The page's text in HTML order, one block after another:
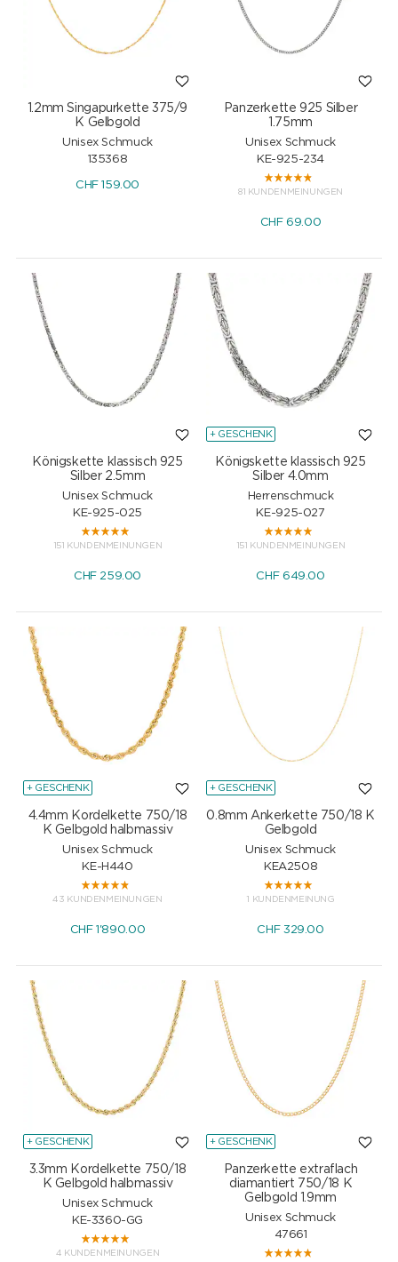
1.2mm Singapurkette 375/9
K Gelbgold
Unisex Schmuck
135368
CHF159.00
Panzerkette 925 Silber
1.75mm
Unisex Schmuck
KE-925-234
81 KUNDENMEINUNGEN
CHF69.00
Königskette klassisch 925
Silber 2.5mm
Unisex Schmuck
KE-925-025
151 KUNDENMEINUNGEN
CHF259.00
+ GESCHENK
Königskette klassisch 925
Silber 4.0mm
Herrenschmuck
KE-925-027
151 KUNDENMEINUNGEN
CHF649.00
+ GESCHENK
4.4mm Kordelkette 750/18
K Gelbgold halbmassiv
Unisex Schmuck
KE-H440
43 KUNDENMEINUNGEN
CHF1'890.00
+ GESCHENK
0.8mm Ankerkette 750/18 K
Gelbgold
Unisex Schmuck
KEA2508
1 KUNDENMEINUNG
CHF329.00
+ GESCHENK
3.3mm Kordelkette 750/18
K Gelbgold halbmassiv
Unisex Schmuck
KE-3360-GG
4 KUNDENMEINUNGEN
+ GESCHENK
Panzerkette extraflach
diamantiert 750/18 K
Gelbgold 1.9mm
Unisex Schmuck
47661